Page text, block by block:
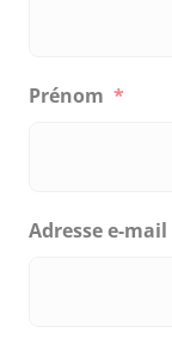
Prénom *
Adresse e-mail